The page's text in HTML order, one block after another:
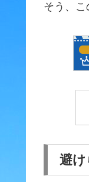
そう、
避